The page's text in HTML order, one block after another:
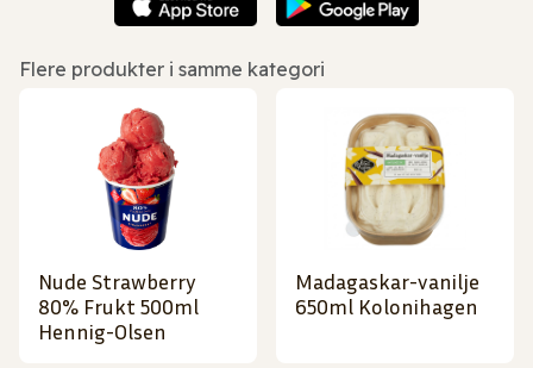
Flere produkter i samme kategori
Nude Strawberry
80% Frukt 500ml
Hennig-Olsen
Madagaskar-vanilje
650ml Kolonihagen